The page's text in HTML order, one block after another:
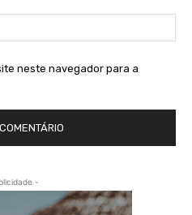
neste navegador para a
-